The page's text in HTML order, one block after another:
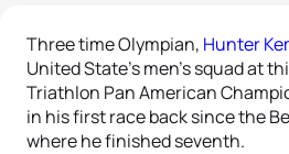
Three time Olympian, Hunter
United State’s men’s squad at
Triathlon Pan American
in his first race back since the
where he finished seventh.